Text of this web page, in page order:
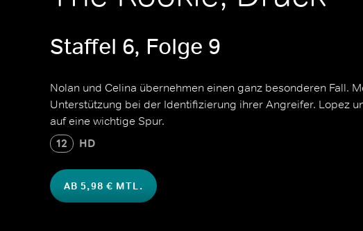
Staffel 6, Folge 9
Nolan und Celina übernehmen einen ganz besonderen Fall.
Unterstützung bei der Identifizierung ihrer Angreifer. Lopez
auf eine wichtige Spur.
12 HD
AB 5,98 € MTL.